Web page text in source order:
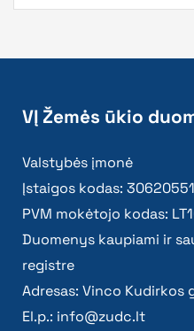
VĮ Žemės ūkio
Valstybės įmonė
Įstaigos kodas:
PVM mokėtojo kodas:
Duomenys kaupiami ir
registre
Adresas: Vinco Kudirkos
El.p.: info@zudc.lt